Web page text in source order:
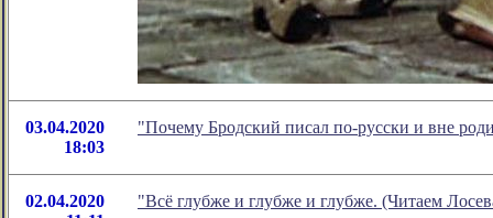
03.04.2020
18:03
"Почему Бродский писал по-русски и вне
02.04.2020
"Всё глубже и глубже и глубже. (Читаем